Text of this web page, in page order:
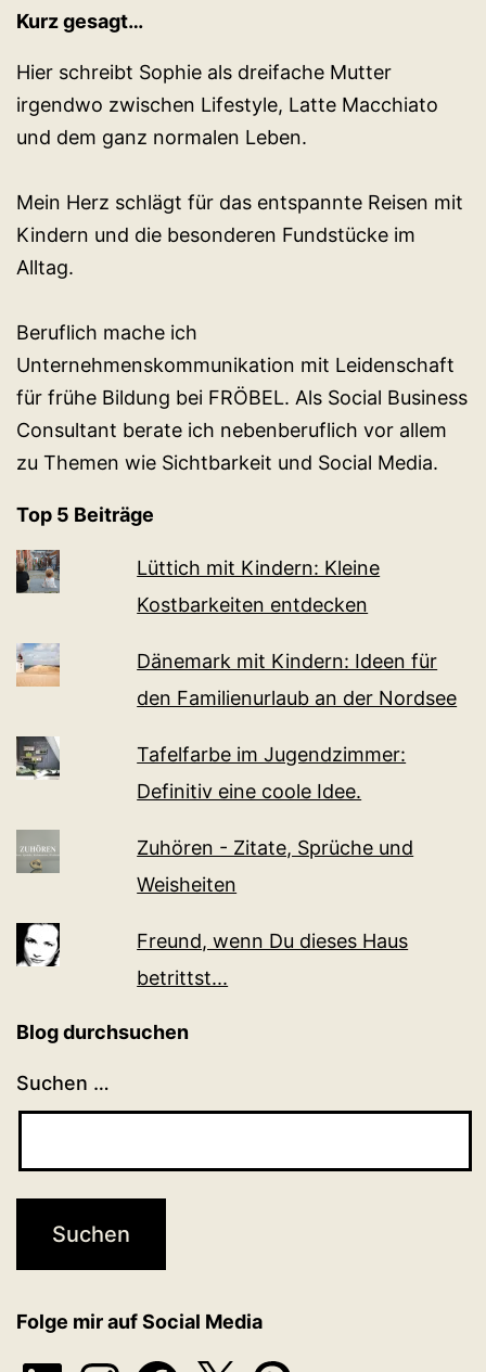
Kurz gesagt…
Hier schreibt Sophie als dreifache Mutter
irgendwo zwischen Lifestyle, Latte Macchiato
und dem ganz normalen Leben.
Mein Herz schlägt für das entspannte Reisen mit
Kindern und die besonderen Fundstücke im
Alltag.
Beruflich mache ich
Unternehmenskommunikation mit Leidenschaft
für frühe Bildung bei FRÖBEL. Als Social Business
Consultant berate ich nebenberuflich vor allem
zu Themen wie Sichtbarkeit und Social Media.
Top 5 Beiträge
Lüttich mit Kindern: Kleine
Kostbarkeiten entdecken
Dänemark mit Kindern: Ideen für
den Familienurlaub an der Nordsee
Tafelfarbe im Jugendzimmer:
Definitiv eine coole Idee.
Zuhören - Zitate, Sprüche und
Weisheiten
Freund, wenn Du dieses Haus
betrittst...
Blog durchsuchen
Suchen …
Folge mir auf Social Media
LinkedInInstagramFacebook
X Pinterest